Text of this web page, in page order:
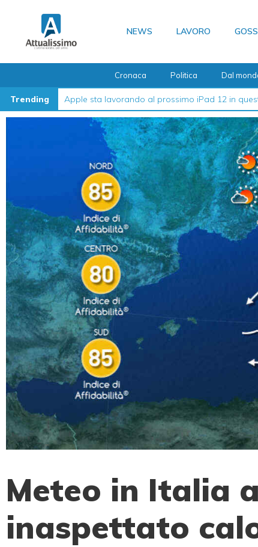
contenuto
NEWS LAVORO
Cronaca Politica Dal
Trending La guida definitiva su come formattare l’iPhone
Meteo in Italia
inaspettato